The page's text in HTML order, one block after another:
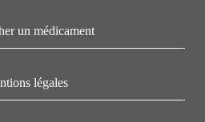
un médicament
légales